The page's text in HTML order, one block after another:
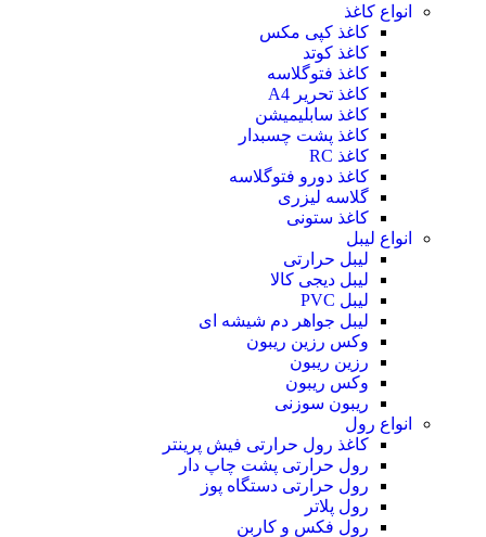
انواع کاغذ
کاغذ کپی مکس
کاغذ کوتد
کاغذ فتوگلاسه
کاغذ تحریر A4
کاغذ سابلیمیشن
کاغذ پشت چسبدار
کاغذ RC
کاغذ دورو فتوگلاسه
گلاسه لیزری
کاغذ ستونی
انواع لیبل
لیبل حرارتی
لیبل دیجی کالا
لیبل PVC
لیبل جواهر دم شیشه ای
وکس رزین ریبون
رزین ریبون
وکس ریبون
ریبون سوزنی
انواع رول
کاغذ رول حرارتی فیش پرینتر
رول حرارتی پشت چاپ دار
رول حرارتی دستگاه پوز
رول پلاتر
رول فکس و کاربن